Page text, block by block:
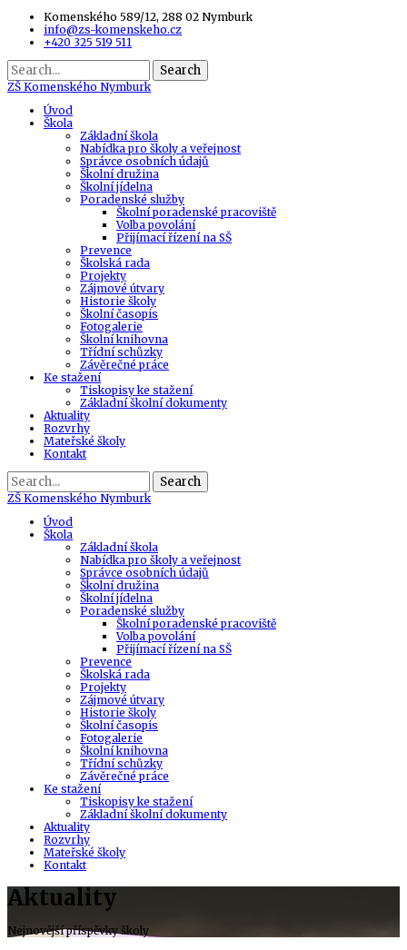
Komenského 589/12, 288 02 Nymburk
info@zs-komenskeho.cz
+420 325 519 511
Search
ZŠ Komenského Nymburk
Úvod
Škola
Základní škola
Nabídka pro školy a veřejnost
Správce osobních údajů
Školní družina
Školní jídelna
Poradenské služby
Školní poradenské pracoviště
Volba povolání
Přijímací řízení na SŠ
Prevence
Školská rada
Projekty
Zájmové útvary
Historie školy
Školní časopis
Fotogalerie
Školní knihovna
Třídní schůzky
Závěrečné práce
Ke stažení
Tiskopisy ke stažení
Základní školní dokumenty
Aktuality
Rozvrhy
Mateřské školy
Kontakt
Search
ZŠ Komenského Nymburk
Úvod
Škola
Základní škola
Nabídka pro školy a veřejnost
Správce osobních údajů
Školní družina
Školní jídelna
Poradenské služby
Školní poradenské pracoviště
Volba povolání
Přijímací řízení na SŠ
Prevence
Školská rada
Projekty
Zájmové útvary
Historie školy
Školní časopis
Fotogalerie
Školní knihovna
Třídní schůzky
Závěrečné práce
Ke stažení
Tiskopisy ke stažení
Základní školní dokumenty
Aktuality
Rozvrhy
Mateřské školy
Kontakt
Aktuality
Nejnovější příspěvky školy